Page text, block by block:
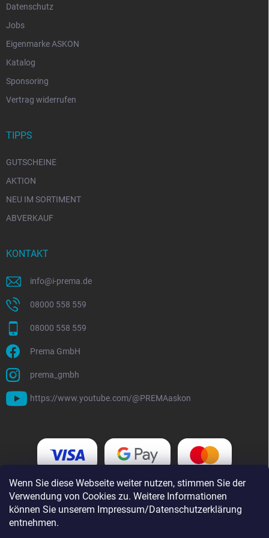
Wenn Sie diese Webseite weiter nutzen, stimmen Sie der
Verwendung von Cookies zu. Weitere Informationen
können Sie unserem Impressum/Datenschutzerklärung
entnehmen.
Datenschutz
Jobs
Eigenmarke ASKON
Katalog
Sponsoring
Vertrag widerrufen
TIPPS
GUTSCHEINE
AKTION
NEU IM SORTIMENT
ABVERKAUF
KONTAKT
info@i-prema.de
08000 558 559
08000 558 559
Prema GmbH
prema_gmbh
https://www.youtube.com/@PREMAaskon